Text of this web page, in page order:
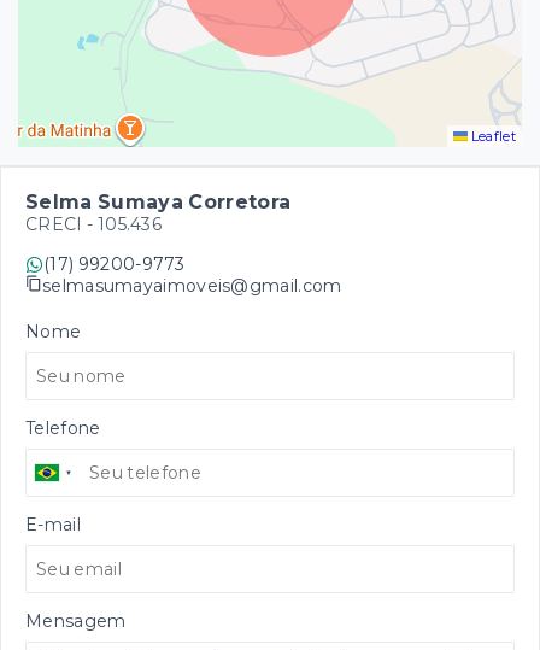
Leaflet
Selma Sumaya Corretora
CRECI - 105.436
(17) 99200-9773
selmasumayaimoveis@gmail.com
Nome
Telefone
E-mail
Mensagem